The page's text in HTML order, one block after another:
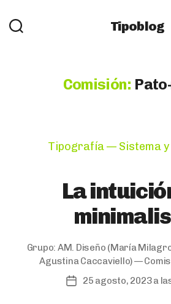
Tipoblog
Comisión:
Tipografía — Sistema
La
Grupo: AM. Diseño (María
Agustina Caccaviello) —
Post25 agosto, 2023 a